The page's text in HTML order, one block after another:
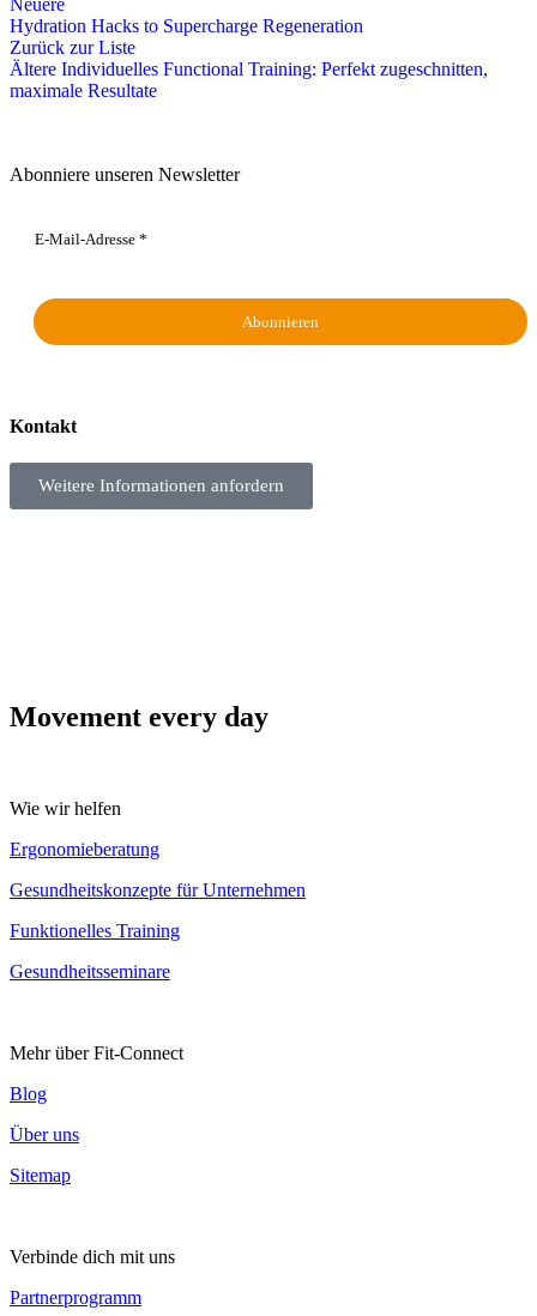
Hydration Hacks to Supercharge Regeneration
Zurück zur Liste
Ältere Individuelles Functional Training: Perfekt zugeschnitten,
maximale Resultate
Abonniere unseren Newsletter
Kontakt
Weitere Informationen anfordern
Movement every day
Wie wir helfen
Ergonomieberatung
Gesundheitskonzepte für Unternehmen
Funktionelles Training
Gesundheitsseminare
Mehr über Fit-Connect
Blog
Über uns
Sitemap
Verbinde dich mit uns
Partnerprogramm